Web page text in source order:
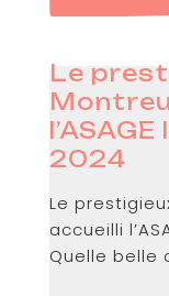
Le
2024
Le
accueilli
Quelle belle